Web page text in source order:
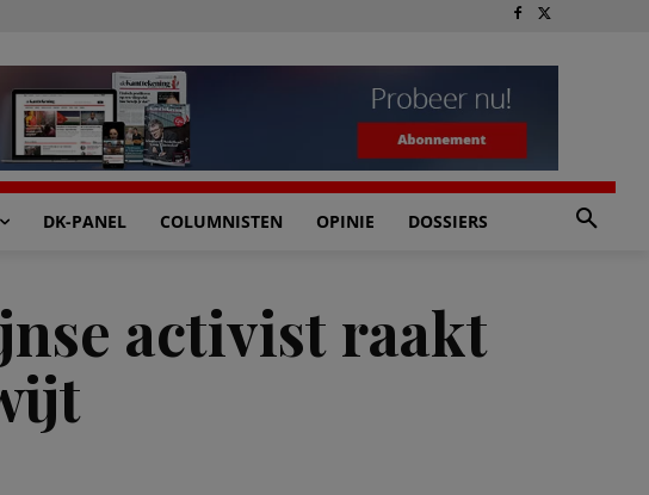
DK-PANEL COLUMNISTEN OPINIE DOSSIERS
activist raakt